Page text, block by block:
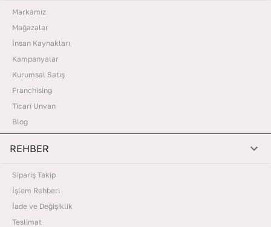
Markamız
Mağazalar
İnsan Kaynakları
Kampanyalar
Kurumsal Satış
Franchising
Ticari Unvan
Blog
REHBER
Sipariş Takip
İşlem Rehberi
İade ve Değişiklik
Teslimat